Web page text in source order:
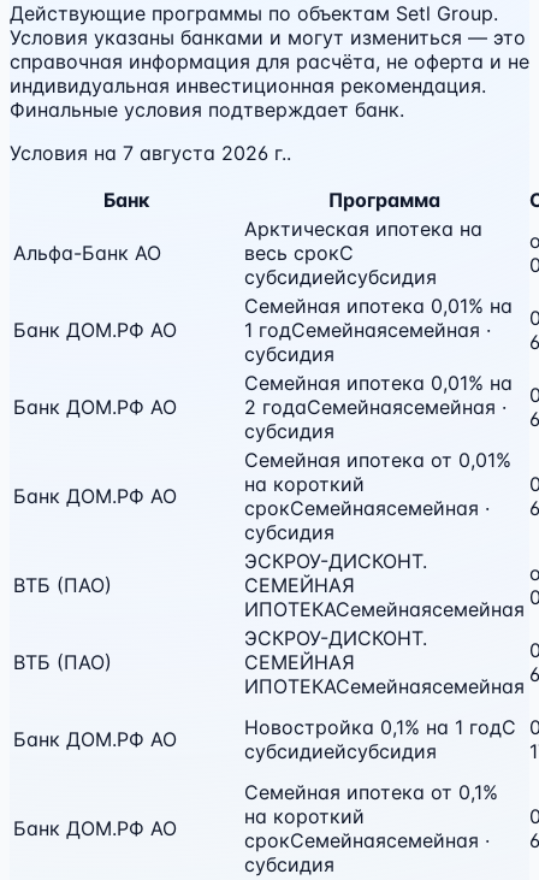
Действующие программы по объектам Setl Group.
Условия указаны банками и могут измениться — это
справочная информация для расчёта, не оферта и не
индивидуальная инвестиционная рекомендация.
Финальные условия подтверждает банк.
Условия на 7 августа 2026 г..
Банк
Программа
Альфа-Банк АО
Арктическая ипотека на
весь срокС
субсидиейсубсидия
Банк ДОМ.РФ АО
Семейная ипотека 0,01% на
1 годСемейнаясемейная ·
субсидия
Банк ДОМ.РФ АО
Семейная ипотека 0,01% на
2 годаСемейнаясемейная ·
субсидия
Банк ДОМ.РФ АО
Семейная ипотека от 0,01%
на короткий
срокСемейнаясемейная ·
субсидия
ВТБ (ПАО)
ЭСКРОУ-ДИСКОНТ.
СЕМЕЙНАЯ
ИПОТЕКАСемейнаясемейная
ВТБ (ПАО)
ЭСКРОУ-ДИСКОНТ.
СЕМЕЙНАЯ
ИПОТЕКАСемейнаясемейная
Банк ДОМ.РФ АО Новостройка 0,1% на 1 годС
субсидиейсубсидия
Банк ДОМ.РФ АО
Семейная ипотека от 0,1%
на короткий
срокСемейнаясемейная ·
субсидия